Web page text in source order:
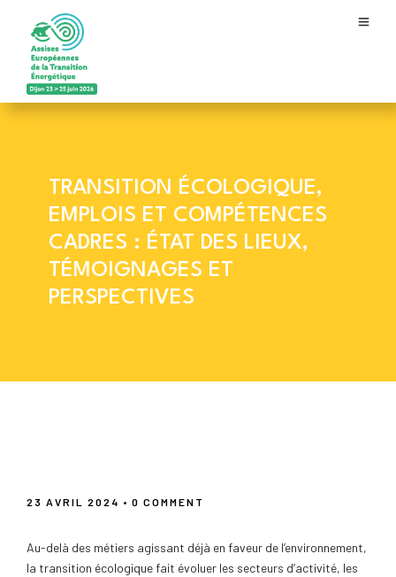
TRANSITION ÉCOLOGIQUE,
EMPLOIS ET COMPÉTENCES
CADRES : ÉTAT DES LIEUX,
TÉMOIGNAGES ET
PERSPECTIVES
23 AVRIL 2024 • 0 COMMENT
Au-delà des métiers agissant déjà en faveur de l’environnement,
la transition écologique fait évoluer les secteurs d’activité, les